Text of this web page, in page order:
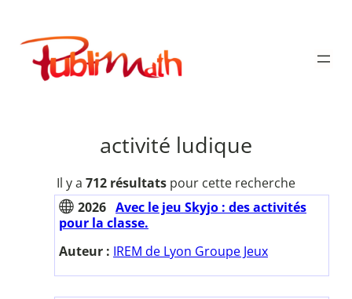
contenu
Publimath
activité ludique
Il y a 712 résultats pour cette recherche
2026 Avec le jeu Skyjo : des activités
pour la classe.
Auteur : IREM de Lyon Groupe Jeux